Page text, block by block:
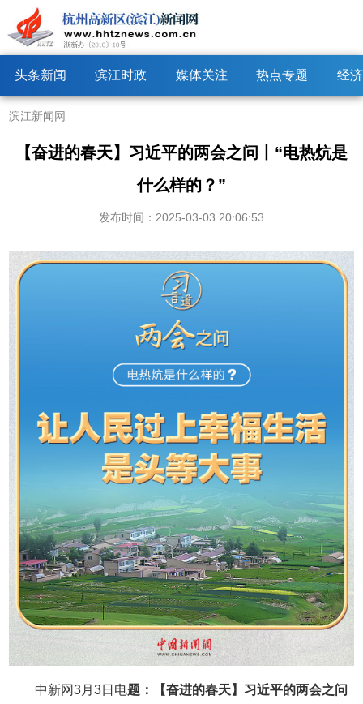
头条新闻 滨江时政 媒体关注 热点专题 经
滨江新闻网
【奋进的春天】习近平的两会之问丨“电热炕是
什么样的？”
发布时间：2025-03-03 20:06:53
中新网3月3日电题：
【奋进的春天】习近平的两会之问